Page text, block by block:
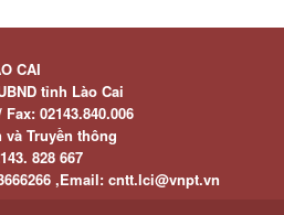
CAI
tỉnh Lào Cai
Fax:02143.840.006
Truyền thông
828 667
,Email: cntt.lci@vnpt.vn